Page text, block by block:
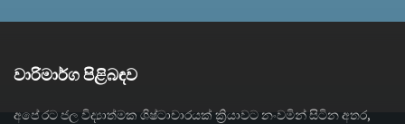
වාරිමාර්ග පිළිබඳව
අපේ රට ජල විද්‍යාත්මක ශිෂ්ටාචාරයක් ක්‍රියාවට නංවමින් සිටින අතර,